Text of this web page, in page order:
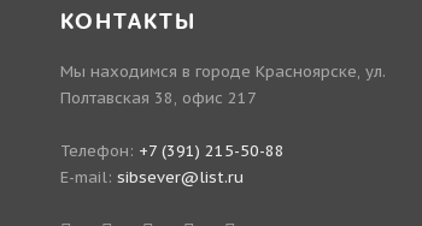
КОНТАКТЫ
Мы находимся в городе Красноярске, ул.
Полтавская 38, офис 217
Телефон: +7 (391) 215-50-88
E-mail: sibsever@list.ru